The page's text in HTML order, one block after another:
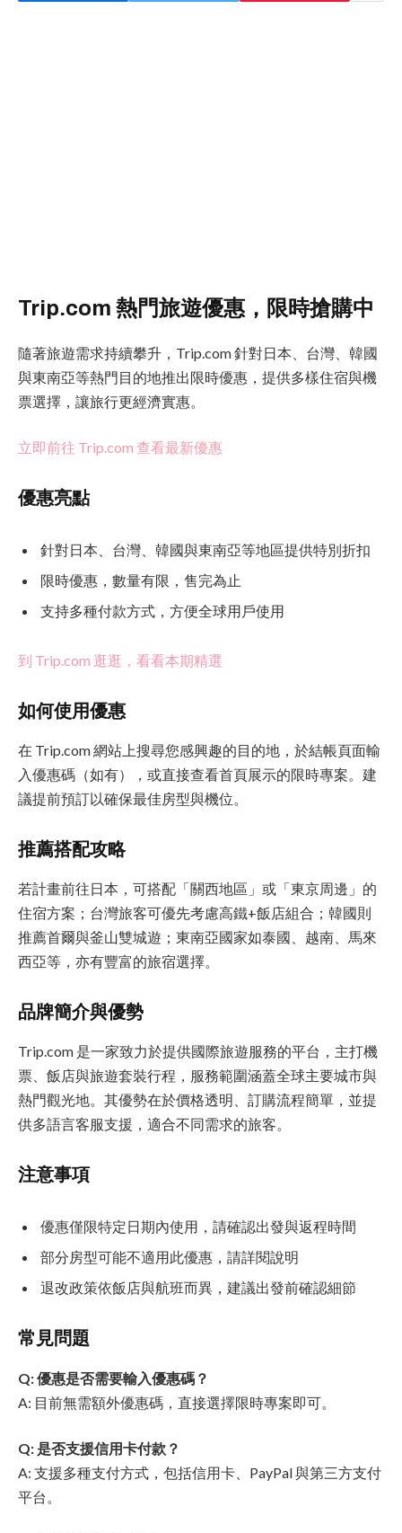
Trip.com 熱門旅遊優惠，限時搶購中
隨著旅遊需求持續攀升，Trip.com 針對日本、台灣、韓國
與東南亞等熱門目的地推出限時優惠，提供多樣住宿與機
票選擇，讓旅行更經濟實惠。
立即前往 Trip.com 查看最新優惠
優惠亮點
針對日本、台灣、韓國與東南亞等地區提供特別折扣
限時優惠，數量有限，售完為止
支持多種付款方式，方便全球用戶使用
到 Trip.com 逛逛，看看本期精選
如何使用優惠
在 Trip.com 網站上搜尋您感興趣的目的地，於結帳頁面輸
入優惠碼（如有），或直接查看首頁展示的限時專案。建
議提前預訂以確保最佳房型與機位。
推薦搭配攻略
若計畫前往日本，可搭配「關西地區」或「東京周邊」的
住宿方案；台灣旅客可優先考慮高鐵+飯店組合；韓國則
推薦首爾與釜山雙城遊；東南亞國家如泰國、越南、馬來
西亞等，亦有豐富的旅宿選擇。
品牌簡介與優勢
Trip.com 是一家致力於提供國際旅遊服務的平台，主打機
票、飯店與旅遊套裝行程，服務範圍涵蓋全球主要城市與
熱門觀光地。其優勢在於價格透明、訂購流程簡單，並提
供多語言客服支援，適合不同需求的旅客。
注意事項
優惠僅限特定日期內使用，請確認出發與返程時間
部分房型可能不適用此優惠，請詳閱說明
退改政策依飯店與航班而異，建議出發前確認細節
常見問題
Q: 優惠是否需要輸入優惠碼？
A: 目前無需額外優惠碼，直接選擇限時專案即可。
Q: 是否支援信用卡付款？
A: 支援多種支付方式，包括信用卡、PayPal 與第三方支付
平台。